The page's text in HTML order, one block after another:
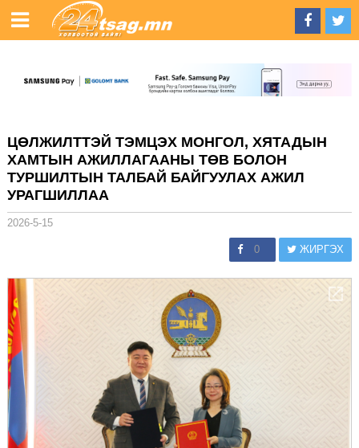
ЦӨЛЖИЛТТЭЙ ТЭМЦЭХ МОНГОЛ, ХЯТАДЫН
ХАМТЫН АЖИЛЛАГААНЫ ТӨВ БОЛОН
ТУРШИЛТЫН ТАЛБАЙ БАЙГУУЛАХ АЖИЛ
УРАГШИЛЛАА
2026-5-15
0 ЖИРГЭХ